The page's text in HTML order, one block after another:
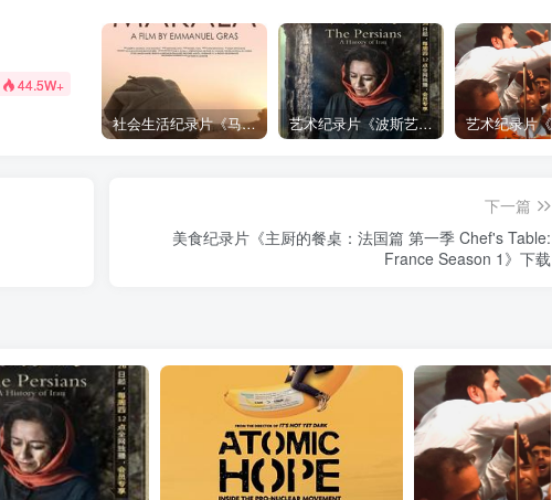
44.5W+
社会生活纪录片《马加拉 Makala》下载 艺术纪录片《波斯艺术 Art of Persia》下载
下一篇
美食纪录片《主厨的餐桌：法国篇 第一季 Chef's Table:
France Season 1》下载